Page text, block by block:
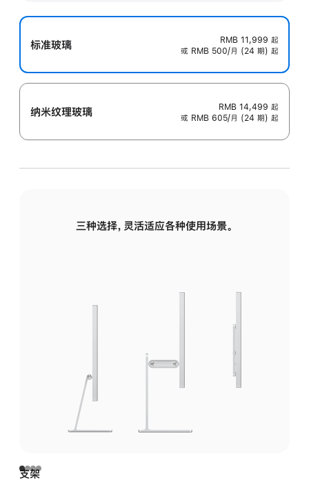
标准玻璃 RMB 11,999 起
或 RMB 500/月 (24 期) 起
纳米纹理玻璃 RMB 14,499 起
或 RMB 605/月 (24 期) 起
三种选择，灵活适应各种使用场景。
支架